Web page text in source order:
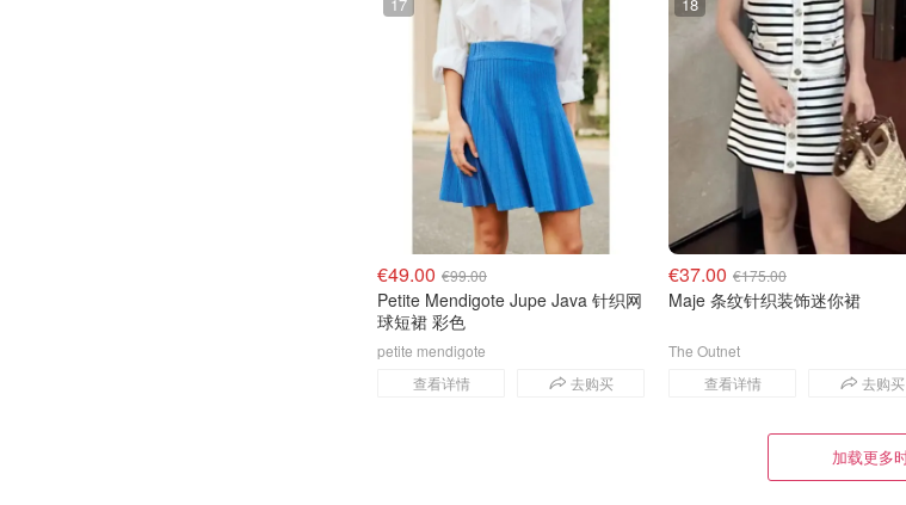
€49.00 €99.00
Petite Mendigote Jupe Java 针织网
球短裙 彩色
查看详情 去购买
petite mendigote
€37.00 €175.00
Maje 条纹针织装饰迷你裙
查看详情 去购买
The Outnet